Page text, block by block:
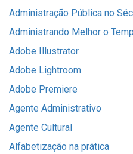
Administração Pública no
Administrando Melhor o
Adobe Illustrator
Adobe Lightroom
Adobe Premiere
Agente Administrativo
Agente Cultural
Alfabetização na prática